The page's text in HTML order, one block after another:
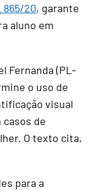
865/20, garante
aluno em
Fernanda (PL-
o uso de
visual
de
O texto cita,
para a